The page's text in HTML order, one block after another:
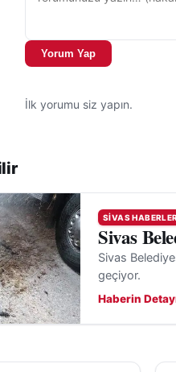
Yorum Yap
İlk yorumu siz yapın.
SIVAS
Sivas
Sivas
geçiyor.
Haberin